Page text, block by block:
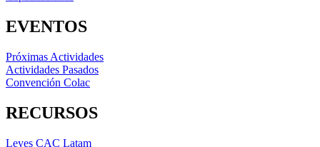
EVENTOS
Próximas Actividades
Actividades Pasados
Convención Colac
RECURSOS
Leyes CAC Latam